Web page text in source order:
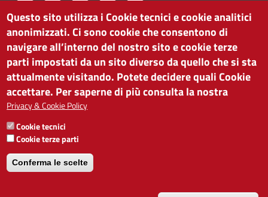
CAMERA DI COMMERCIO DI BOLZANO
via Alto Adige 60 | I-39100 Bolzano
tel. 0471 945 511 |info@camcom.bz.it
Partita IVA: 00376420212
ISTITUTO PER LA PROMOZIONE DELLO
SVILUPPO ECONOMICO
Partita IVA: 01716880214
Questo sito utilizza i Cookie tecnici e cookie analitici
anonimizzati. Ci sono cookie che consentono di
navigare all’interno del nostro sito e cookie terze
parti impostati da un sito diverso da quello che si sta
attualmente visitando. Potete decidere quali Cookie
accettare. Per saperne di più consulta la nostra
Privacy & Cookie Policy
Cookie tecnici
Cookie terze parti
Conferma le scelte